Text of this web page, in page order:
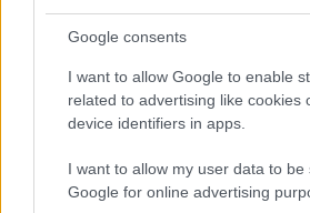
Google consents
I want to allow Google to enable
related to advertising like cookies
device identifiers in apps.
I want to allow my user data to be
Google for online advertising
Így bringáznak a
Vienna-Wien-winter
2011. január 04.
Egy vasárnap-hétfő sógoréknál
infód merre menj, meglepő mód